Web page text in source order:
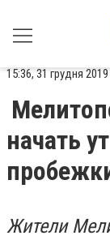
15:36, 31 грудня 2019
начать
Жители